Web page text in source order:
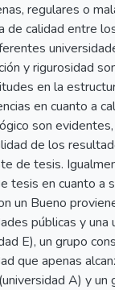
regulares o
de calidad entre los
y rigurosidad son
en la estructura
en cuanto a
son evidentes,
de los
de tesis.
tesis en cuanto a
un Bueno
públicas y una
E), un grupo
que apenas
A) y un